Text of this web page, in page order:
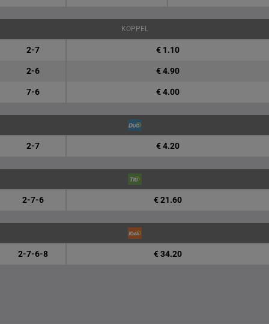
KOPPEL
2-7 € 1.10
2-6 € 4.90
7-6 € 4.00
2-7 € 4.20
2-7-6 € 21.60
2-7-6-8 € 34.20